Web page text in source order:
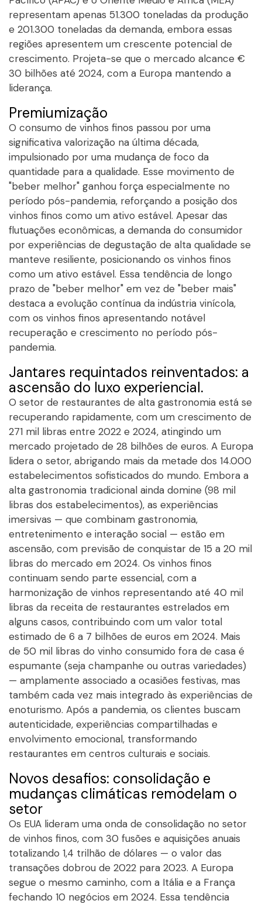
representam apenas 51.300 toneladas da produção
e 201.300 toneladas da demanda, embora essas
regiões apresentem um crescente potencial de
crescimento. Projeta-se que o mercado alcance €
30 bilhões até 2024, com a Europa mantendo a
liderança.
Premiumização
O consumo de vinhos finos passou por uma
significativa valorização na última década,
impulsionado por uma mudança de foco da
quantidade para a qualidade. Esse movimento de
"beber melhor" ganhou força especialmente no
período pós-pandemia, reforçando a posição dos
vinhos finos como um ativo estável. Apesar das
flutuações econômicas, a demanda do consumidor
por experiências de degustação de alta qualidade se
manteve resiliente, posicionando os vinhos finos
como um ativo estável. Essa tendência de longo
prazo de "beber melhor" em vez de "beber mais"
destaca a evolução contínua da indústria vinícola,
com os vinhos finos apresentando notável
recuperação e crescimento no período pós-
pandemia.
Jantares requintados reinventados: a
ascensão do luxo experiencial.
O setor de restaurantes de alta gastronomia está se
recuperando rapidamente, com um crescimento de
271 mil libras entre 2022 e 2024, atingindo um
mercado projetado de 28 bilhões de euros. A Europa
lidera o setor, abrigando mais da metade dos 14.000
estabelecimentos sofisticados do mundo. Embora a
alta gastronomia tradicional ainda domine (98 mil
libras dos estabelecimentos), as experiências
imersivas — que combinam gastronomia,
entretenimento e interação social — estão em
ascensão, com previsão de conquistar de 15 a 20 mil
libras do mercado em 2024. Os vinhos finos
continuam sendo parte essencial, com a
harmonização de vinhos representando até 40 mil
libras da receita de restaurantes estrelados em
alguns casos, contribuindo com um valor total
estimado de 6 a 7 bilhões de euros em 2024. Mais
de 50 mil libras do vinho consumido fora de casa é
espumante (seja champanhe ou outras variedades)
— amplamente associado a ocasiões festivas, mas
também cada vez mais integrado às experiências de
enoturismo. Após a pandemia, os clientes buscam
autenticidade, experiências compartilhadas e
envolvimento emocional, transformando
restaurantes em centros culturais e sociais.
Novos desafios: consolidação e
mudanças climáticas remodelam o
setor
Os EUA lideram uma onda de consolidação no setor
de vinhos finos, com 30 fusões e aquisições anuais
totalizando 1,4 trilhão de dólares — o valor das
transações dobrou de 2022 para 2023. A Europa
segue o mesmo caminho, com a Itália e a França
fechando 10 negócios em 2024. Essa tendência